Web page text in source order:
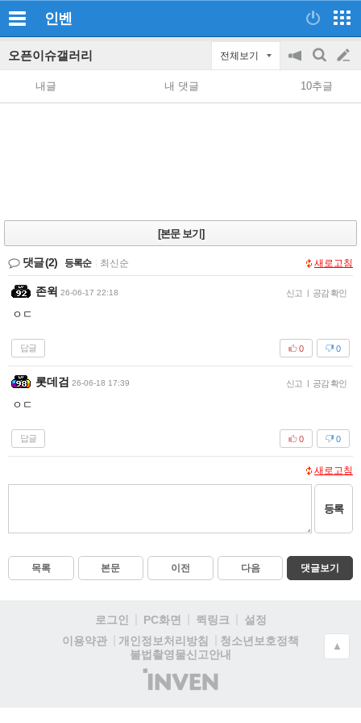
인벤
오픈이슈갤러리 전체보기
공
지
on/off
검
색
글
쓰
내글 내 댓글 10추글
[본문 보기]
댓글(2) 등록순 최신순 새로고침
존윅 26-06-17 22:18 신고 | 공감 확인
ㅇㄷ
답글 0
0
롯데검 26-06-18 17:39 신고 | 공감 확인
ㅇㄷ
답글 0
0
새로고침
등록
목록 본문 이전 다음 댓글보기
로그인 PC화면 퀵링크
설정
이용약관
개인정보처리방침
청소년보호정책
불법촬영물신고안내
(주)
인
▲